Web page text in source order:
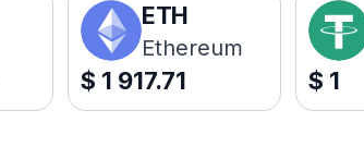
ETH
Ethereum
$ 1 917.71 $ 1